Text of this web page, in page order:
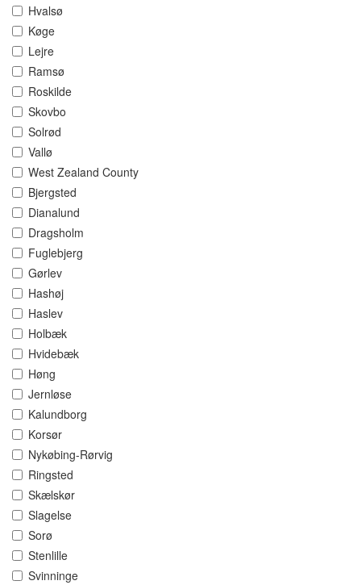
Hvalsø
Køge
Lejre
Ramsø
Roskilde
Skovbo
Solrød
Vallø
West Zealand County
Bjergsted
Dianalund
Dragsholm
Fuglebjerg
Gørlev
Hashøj
Haslev
Holbæk
Hvidebæk
Høng
Jernløse
Kalundborg
Korsør
Nykøbing-Rørvig
Ringsted
Skælskør
Slagelse
Sorø
Stenlille
Svinninge